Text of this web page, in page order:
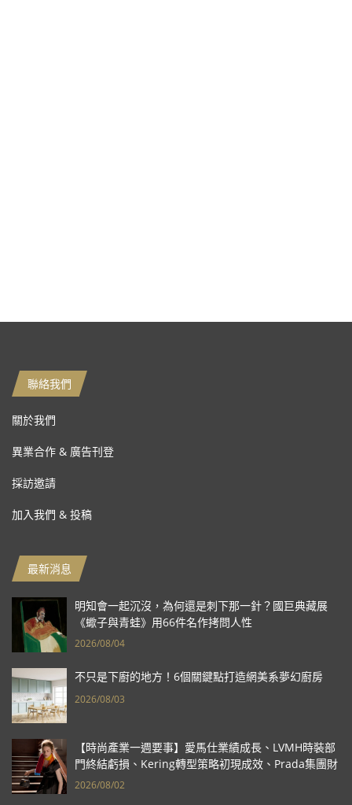
聯絡我們
關於我們
異業合作 & 廣告刊登
採訪邀請
加入我們 & 投稿
最新消息
明知會一起沉沒，為何還是刺下那一針？國巨典藏展
《蠍子與青蛙》用66件名作拷問人性
2026/08/04
不只是下廚的地方！6個關鍵點打造網美系夢幻廚房
2026/08/03
【時尚產業一週要事】愛馬仕業績成長、LVMH時裝部
門終結虧損、Kering轉型策略初現成效、Prada集團財
報亮眼
2026/08/02